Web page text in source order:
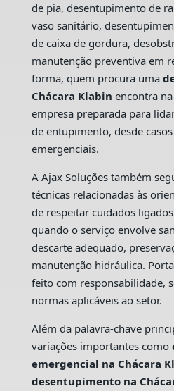
de pia, desentupimento de
vaso sanitário,
de caixa de gordura,
manutenção preventiva em
forma, quem procura uma
Chácara Klabin encontra
empresa preparada para
de entupimento, desde
emergenciais.
A Ajax Soluções também
técnicas relacionadas às
de respeitar cuidados
quando o serviço envolve
descarte adequado,
manutenção hidráulica.
feito com responsabilidade,
normas aplicáveis ao setor.
Além da palavra-chave
variações importantes como
emergencial na Chácara
desentupimento na